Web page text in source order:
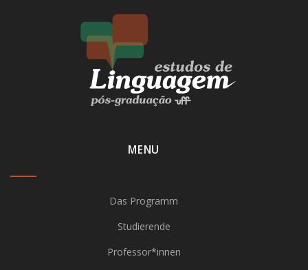
MENU
Das Programm
Studierende
Professor*innen